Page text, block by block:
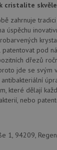
cristalite
zahrnuje
úspěchu
pod
dřezů
jde se
které dělají
nebo
1, 94209,
Zavřením
prohlížeče
3 měsíce
6 měsíců